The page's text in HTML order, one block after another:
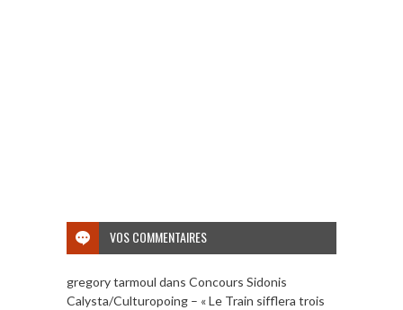
VOS COMMENTAIRES
gregory tarmoul dans Concours Sidonis
Calysta/Culturopoing – « Le Train sifflera trois